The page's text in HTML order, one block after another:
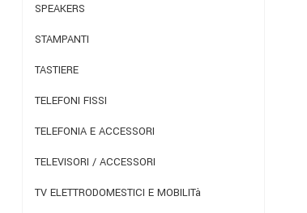
SPEAKERS
STAMPANTI
TASTIERE
TELEFONI FISSI
TELEFONIA E ACCESSORI
TELEVISORI / ACCESSORI
TV ELETTRODOMESTICI E MOBILITà